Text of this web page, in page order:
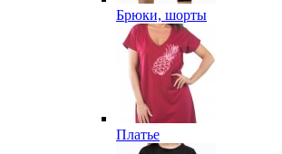
Брюки, шорты
Платье